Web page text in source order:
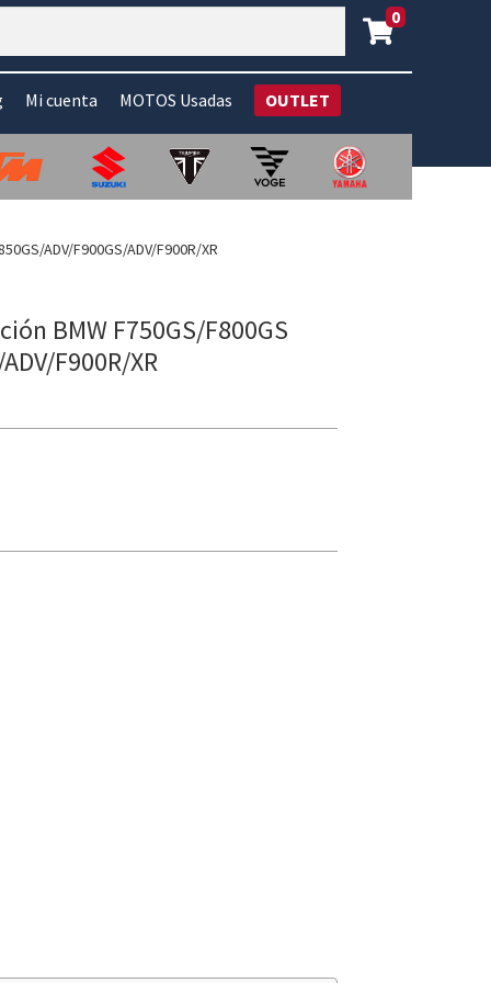
0
Mi cuenta MOTOS Usadas OUTLET
ADV/F900GS/ADV/F900R/XR
BMW F750GS/F800GS
F900R/XR